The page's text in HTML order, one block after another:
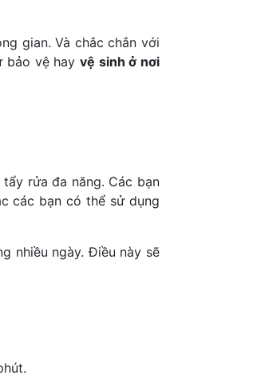
gian. Và chắc chắn với
bảo vệ hay vệ sinh ở nơi
rửa đa năng. Các bạn
các bạn có thể sử dụng
nhiều ngày. Điều này sẽ